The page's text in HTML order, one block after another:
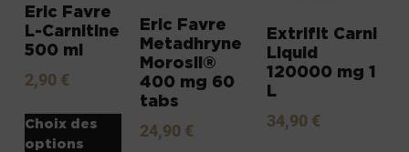
Eric Favre
L-Carnitine
500 ml
2,90 €
Choix des
options
Eric Favre
Metadhryne
Morosil®
400 mg 60
tabs
24,90 €
Extrifit Carni
Liquid
120000 mg 1
L
34,90 €